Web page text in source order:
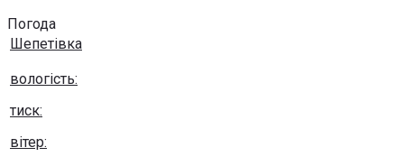
Погода
Шепетівка
вологість:
тиск:
вітер: